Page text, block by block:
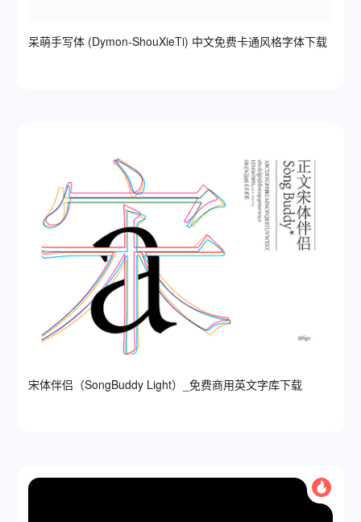
呆萌手写体 (Dymon-ShouXieTi) 中文免费卡通风格字体下载
宋体伴侣（SongBuddy Light）_免费商用英文字库下载